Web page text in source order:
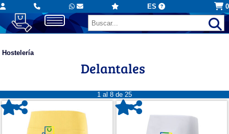
ES 0
Hostelería
Delantales
1 al 8 de 25